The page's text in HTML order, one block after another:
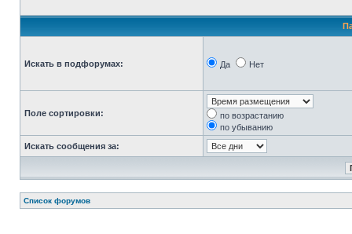
Искать в подфорумах: Да Нет
Поле сортировки:
по возрастанию
по убыванию
Искать сообщения за:
Список форумов